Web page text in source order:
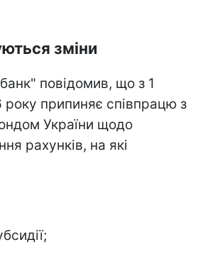
зміни
повідомив, що з 1
припиняє співпрацю з
України щодо
рахунків, на які